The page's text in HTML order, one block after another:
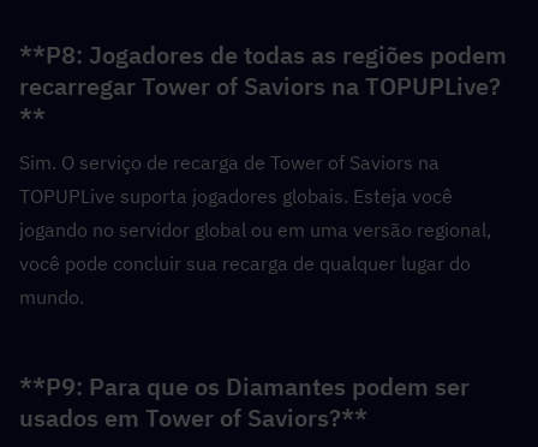
**P8: Jogadores de todas as regiões podem
recarregar Tower of Saviors na TOPUPLive?
**
Sim. O serviço de recarga de Tower of Saviors na
TOPUPLive suporta jogadores globais. Esteja você
jogando no servidor global ou em uma versão regional,
você pode concluir sua recarga de qualquer lugar do
mundo.
**P9: Para que os Diamantes podem ser
usados em Tower of Saviors?**